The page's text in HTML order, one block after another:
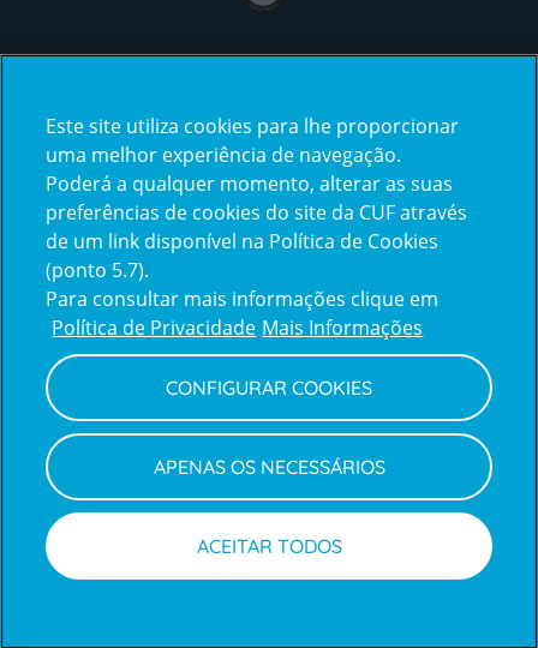
Reclamações
e
elogios
Policy
Política de Privacidade e Cookies
Termos e Condições
Declaração de Acessibilidade
Canal de Denúncias
Informações legais
Este site utiliza cookies para lhe proporcionar
uma melhor experiência de navegação.
Poderá a qualquer momento, alterar as suas
preferências de cookies do site da CUF através
de um link disponível na Política de Cookies
(ponto 5.7).
Para consultar mais informações clique em
Política de Privacidade Mais Informações
CONFIGURAR COOKIES
APENAS OS NECESSÁRIOS
ACEITAR TODOS